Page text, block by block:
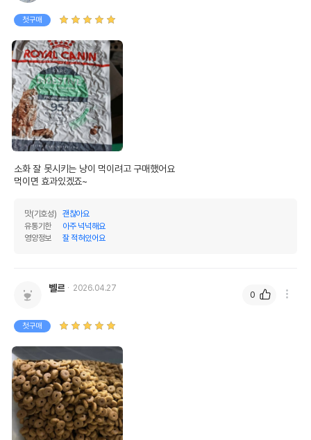
첫구매
소화 잘 못시키는 냥이 먹이려고 구매했어요
먹이면 효과있겠죠~
맛(기호성)
괜찮아요
유통기한
아주 넉넉해요
영양정보
잘 적혀있어요
벨르 2026.04.27
첫구매
0